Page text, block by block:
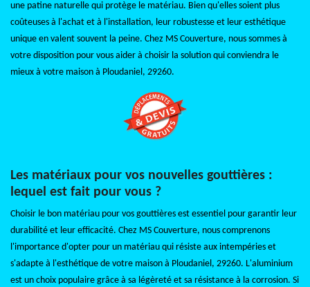
une patine naturelle qui protège le matériau. Bien qu'elles soient plus
coûteuses à l'achat et à l'installation, leur robustesse et leur esthétique
unique en valent souvent la peine. Chez MS Couverture, nous sommes à
votre disposition pour vous aider à choisir la solution qui conviendra le
mieux à votre maison à Ploudaniel, 29260.
Les matériaux pour vos nouvelles gouttières :
lequel est fait pour vous ?
Choisir le bon matériau pour vos gouttières est essentiel pour garantir leur
durabilité et leur efficacité. Chez MS Couverture, nous comprenons
l'importance d'opter pour un matériau qui résiste aux intempéries et
s'adapte à l'esthétique de votre maison à Ploudaniel, 29260. L'aluminium
est un choix populaire grâce à sa légèreté et sa résistance à la corrosion. Si